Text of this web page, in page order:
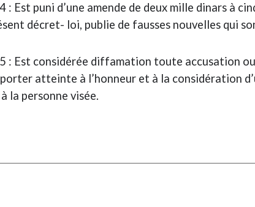
: Est puni d’une amende de deux mille dinars à
décret- loi, publie de fausses nouvelles qui
: Est considérée diffamation toute accusation ou
atteinte à l’honneur et à la considération
la personne visée.